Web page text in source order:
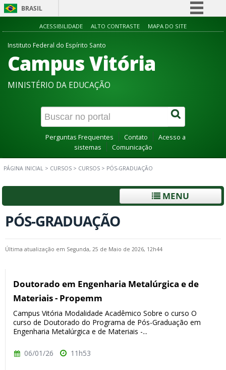
BRASIL
Simplifique!
Acesso à informação
Canais
ACESSIBILIDADE ALTO CONTRASTE MAPA DO SITE
Instituto Federal do Espírito Santo
Campus Vitória
MINISTÉRIO DA EDUCAÇÃO
Perguntas Frequentes Contato
Acesso a
sistemas
Comunicação
PÁGINA INICIAL > CURSOS > CURSOS > PÓS-GRADUAÇÃO
MENU
PÓS-GRADUAÇÃO
Última atualização em Segunda, 25 de Maio de 2026, 12h44
Doutorado em Engenharia Metalúrgica e de
Materiais - Propemm
Campus Vitória Modalidade Acadêmico Sobre o curso O
curso de Doutorado do Programa de Pós-Graduação em
Engenharia Metalúrgica e de Materiais -...
06/01/26 11h53